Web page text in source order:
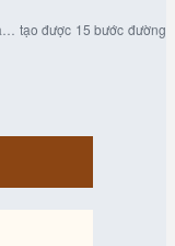
tạo được 15 bước đường